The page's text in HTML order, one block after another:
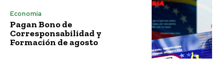
Economía
Pagan Bono de
Corresponsabilidad y
Formación de agosto